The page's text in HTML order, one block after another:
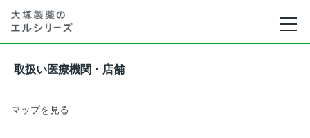
取扱い医療機関・店舗
マップを見る